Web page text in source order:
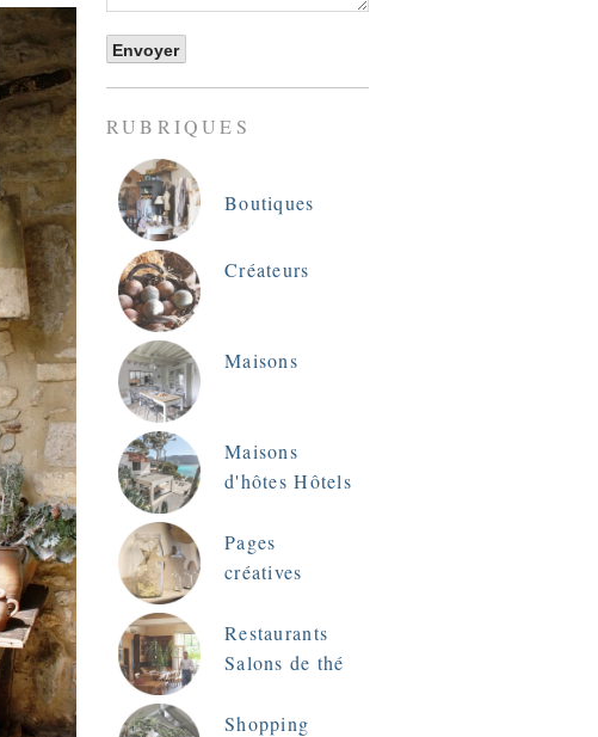
RUBRIQUES
Boutiques
Créateurs
Maisons
Maisons
d'hôtes Hôtels
Pages
créatives
Restaurants
Salons de thé
Shopping